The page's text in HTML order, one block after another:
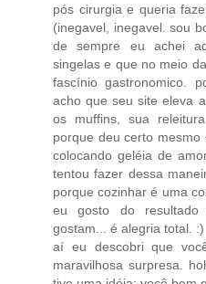
pós cirurgia e queria
(inegavel, inegavel. sou
de sempre eu achei
singelas e que no meio
fascínio gastronomico.
acho que seu site eleva
os muffins, sua
porque deu certo
colocando geléia de
tentou fazer dessa
porque cozinhar é uma
eu gosto do
gostam... é alegria total. :)
aí eu descobri que
maravilhosa surpresa.